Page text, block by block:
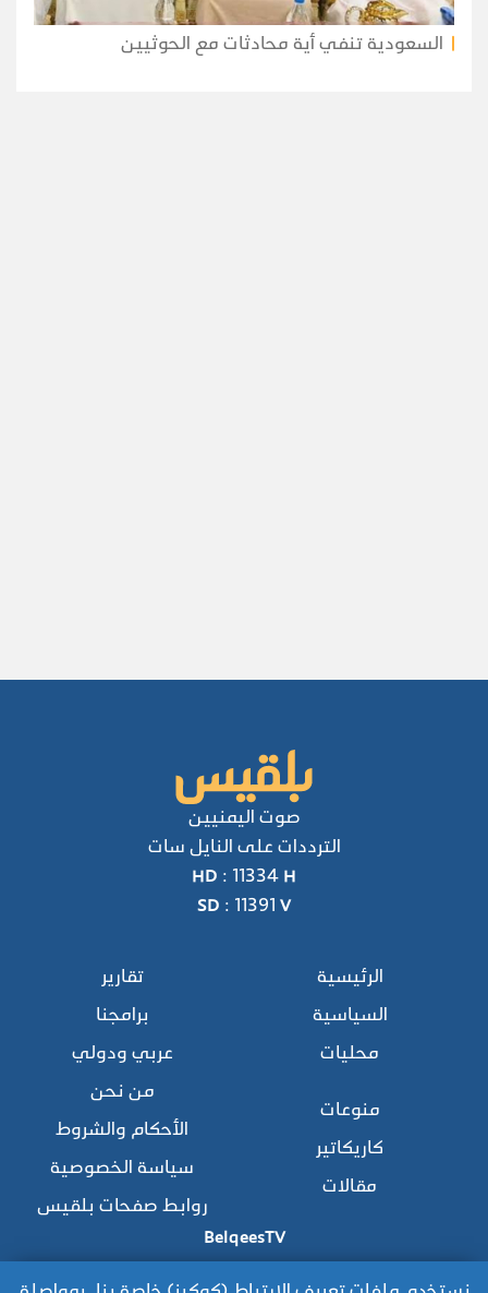
السعودية تنفي أية محادثات مع الحوثيين
صوت اليمنيين
الترددات على النايل سات
HD : 11334 H
SD : 11391 V
الرئيسية
السياسية
محليات
تقارير
برامجنا
عربي ودولي
منوعات
كاريكاتير
مقالات
من نحن
الأحكام والشروط
سياسة الخصوصية
روابط صفحات بلقيس
BelqeesTV